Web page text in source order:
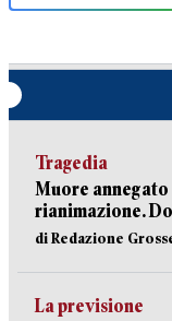
Tragedia
Muore
rianimazione.
di Redazione
La previsione